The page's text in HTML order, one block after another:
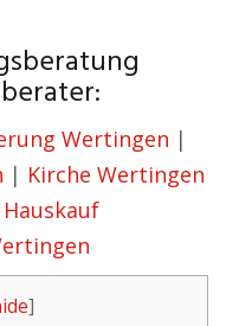
Wertingen |
| Kirche Wertingen
Hauskauf
]